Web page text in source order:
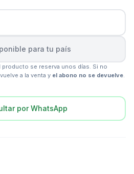
para tu país
producto se reserva unos días. Si no
a la venta y el abono no se devuelve.
por WhatsApp